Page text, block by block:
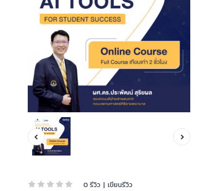
0 รีวิว | เขียนรีวิว